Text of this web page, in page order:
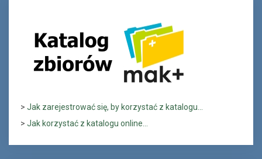
> Jak zarejestrować się, by korzystać z katalogu...
> Jak korzystać z katalogu online...